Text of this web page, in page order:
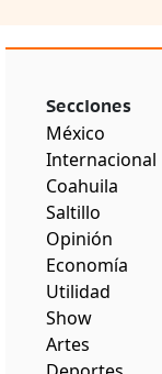
Secciones
México
Internacional
Coahuila
Saltillo
Opinión
Economía
Utilidad
Show
Artes